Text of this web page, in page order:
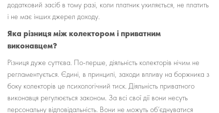
додатковий засіб в тому разі, коли платник ухиляється, не платить
і не має інших джерел доходу.
Яка різниця між колектором і приватним
виконавцем?
Різниця дуже суттєва. По-перше, діяльність колекторів нічим не
регламентується. Єдині, в принципі, заходи впливу на боржника з
боку колекторів це психологічний тиск. Діяльність приватного
виконавця регулюється законом. За всі свої дії вони несуть
персональну відповідальність. Вони не можуть об’єднуватися